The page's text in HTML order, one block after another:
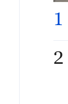
1
2